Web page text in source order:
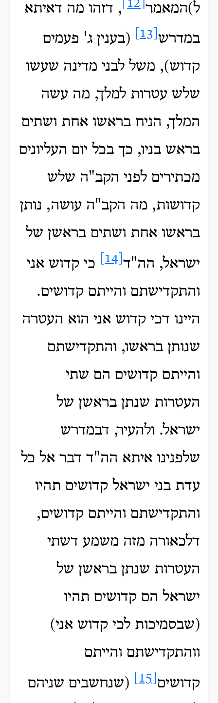
ל)המאמר
, דזהו מה דאיתא
במדרש
(בענין ג' פעמים
קדוש), משל לבני מדינה שעשו
שלש עטרות למלך, מה עשה
המלך, הניח בראשו אחת ושתים
בראש בניו, כך בכל יום העליונים
מכתירים לפני הקב"ה שלש
קדושות, מה הקב"ה עושה, נותן
בראשו אחת ושתים בראשן של
ישראל, הה"ד
כי קדוש אני
והתקדישתם והייתם קדושים.
היינו דכי קדוש אני הוא העטרה
שנותן בראשו, והתקדישתם
והייתם קדושים הם שתי
העטרות שנתן בראשן של
ישראל. ולהעיר, דבמדרש
שלפנינו איתא הה"ד דבר אל כל
עדת בני ישראל קדושים תהיו
והתקדישתם והייתם קדושים,
דלכאורה מזה משמע דשתי
העטרות שנתן בראשן של
ישראל הם קדושים תהיו
(שבסמיכות לכי קדוש אני)
ווהתקדישתם והייתם
קדושים
(שנחשבים שניהם